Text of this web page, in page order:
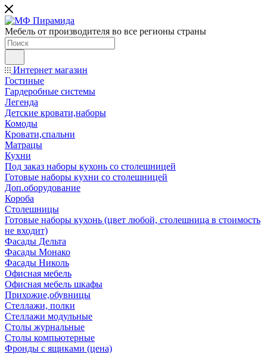
Мебель от производителя во все регионы страны
Интернет магазин
Гостиные
Гардеробные системы
Легенда
Детские кровати,наборы
Комоды
Кровати,спальни
Матрацы
Кухни
Под заказ наборы кухонь со столешницей
Готовые наборы кухни со столешницей
Доп.оборудование
Короба
Столешницы
Готовые наборы кухонь (цвет любой, столешница в стоимость
не входит)
Фасады Дельта
Фасады Монако
Фасады Николь
Офисная мебель
Офисная мебель шкафы
Прихожие,обувницы
Стеллажи, полки
Стеллажи модульные
Столы журнальные
Столы компьютерные
Фронды с ящиками (цена)